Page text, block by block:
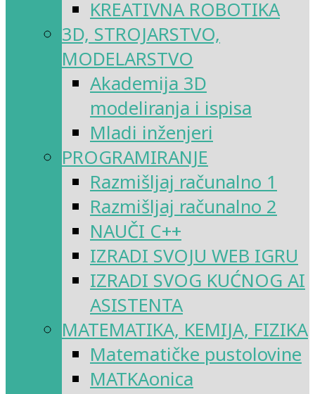
KREATIVNA ROBOTIKA
3D, STROJARSTVO,
MODELARSTVO
Akademija 3D
modeliranja i ispisa
Mladi inženjeri
PROGRAMIRANJE
Razmišljaj računalno 1
Razmišljaj računalno 2
NAUČI C++
IZRADI SVOJU WEB IGRU
IZRADI SVOG KUĆNOG AI
ASISTENTA
MATEMATIKA, KEMIJA, FIZIKA
Matematičke pustolovine
MATKAonica